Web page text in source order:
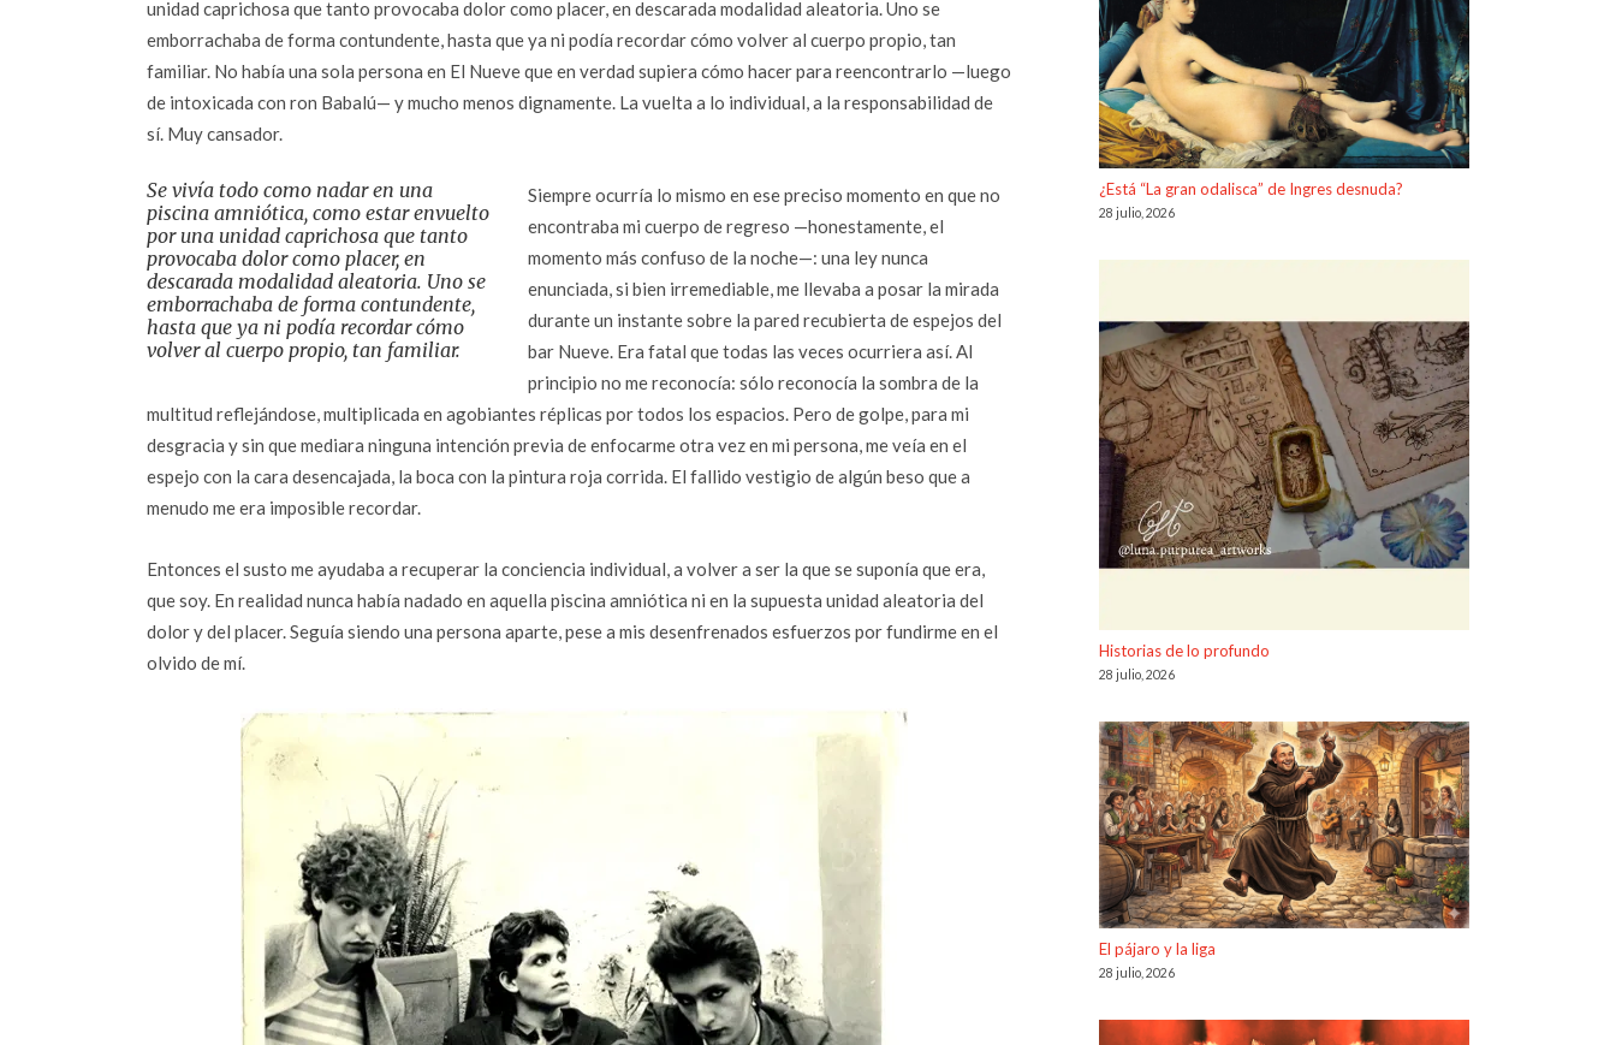
unidad caprichosa que tanto provocaba dolor como placer, en descarada modalidad aleatoria. Uno se
emborrachaba de forma contundente, hasta que ya ni podía recordar cómo volver al cuerpo propio, tan
familiar. No había una sola persona en El Nueve que en verdad supiera cómo hacer para reencontrarlo —luego
de intoxicada con ron Babalú— y mucho menos dignamente. La vuelta a lo individual, a la responsabilidad de
sí. Muy cansador.
Se vivía todo como nadar en una
piscina amniótica, como estar envuelto
por una unidad caprichosa que tanto
provocaba dolor como placer, en
descarada modalidad aleatoria. Uno se
emborrachaba de forma contundente,
hasta que ya ni podía recordar cómo
volver al cuerpo propio, tan familiar.
Siempre ocurría lo mismo en ese preciso momento en que no
encontraba mi cuerpo de regreso —honestamente, el
momento más confuso de la noche—: una ley nunca
enunciada, si bien irremediable, me llevaba a posar la mirada
durante un instante sobre la pared recubierta de espejos del
bar Nueve. Era fatal que todas las veces ocurriera así. Al
principio no me reconocía: sólo reconocía la sombra de la
multitud reflejándose, multiplicada en agobiantes réplicas por todos los espacios. Pero de golpe, para mi
desgracia y sin que mediara ninguna intención previa de enfocarme otra vez en mi persona, me veía en el
espejo con la cara desencajada, la boca con la pintura roja corrida. El fallido vestigio de algún beso que a
menudo me era imposible recordar.
Entonces el susto me ayudaba a recuperar la conciencia individual, a volver a ser la que se suponía que era,
que soy. En realidad nunca había nadado en aquella piscina amniótica ni en la supuesta unidad aleatoria del
dolor y del placer. Seguía siendo una persona aparte, pese a mis desenfrenados esfuerzos por fundirme en el
olvido de mí.
¿Está “La gran odalisca” de Ingres desnuda?
28 julio, 2026
Historias de lo profundo
28 julio, 2026
El pájaro y la liga
28 julio, 2026